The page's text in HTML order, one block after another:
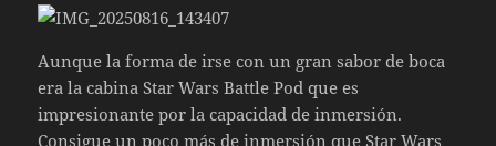
Aunque la forma de irse con un gran sabor de boca
era la cabina Star Wars Battle Pod que es
impresionante por la capacidad de inmersión.
Consigue un poco más de inmersión que Star Wars